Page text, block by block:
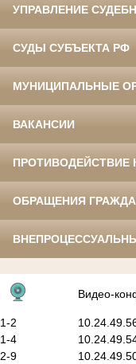
УПРАВЛЕНИЕ
СУДЫ СУБЪЕКТА РФ
МУНИЦИПАЛЬНЫЕ
ВАКАНСИИ
ПРОТИВОДЕЙСТВИЕ
ОБРАЩЕНИЯ
Видео-
1-2
1-4
2-9